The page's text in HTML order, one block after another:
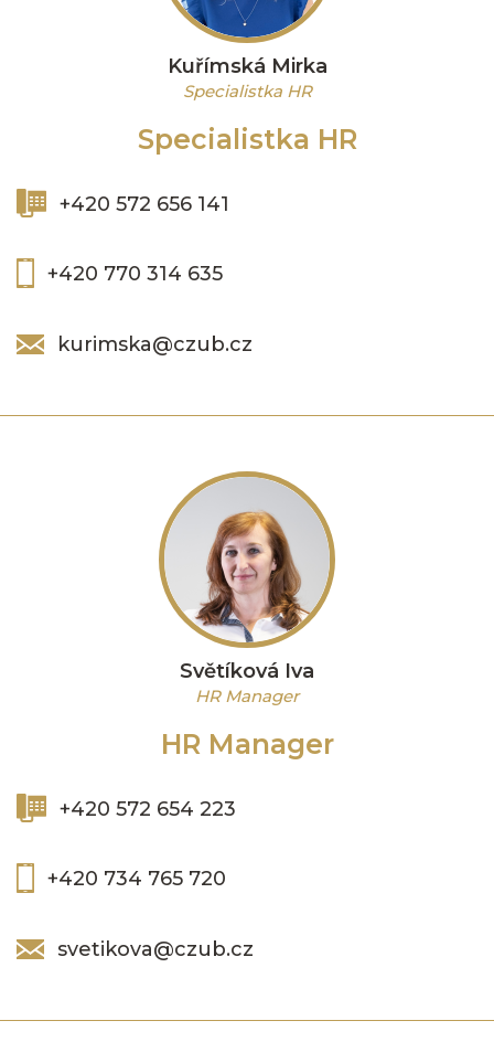
Specialistka HR
+420 572 656 141
+420 770 314 635
kurimska@czub.cz
Kuřímská Mirka
Specialistka HR
HR Manager
+420 572 654 223
+420 734 765 720
svetikova@czub.cz
Světíková Iva
HR Manager